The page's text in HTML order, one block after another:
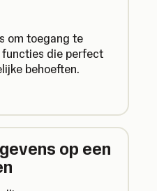
om toegang te
die perfect
behoeften.
op een